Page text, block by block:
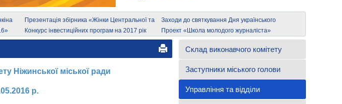
Презентація збірника «Жінки Центральної та
Східної Європи у Другій світовій війні :
Гендерна специфіка досвіду в часи
Заходи до святкування Дня українського
козацтва
Конкурс інвестиційних програм на 2017 рік Проект «Школа молодого журналіста»
Ніжинської міської ради
р.
Склад виконавчого комітету
Заступники міського голови
Управління та відділи